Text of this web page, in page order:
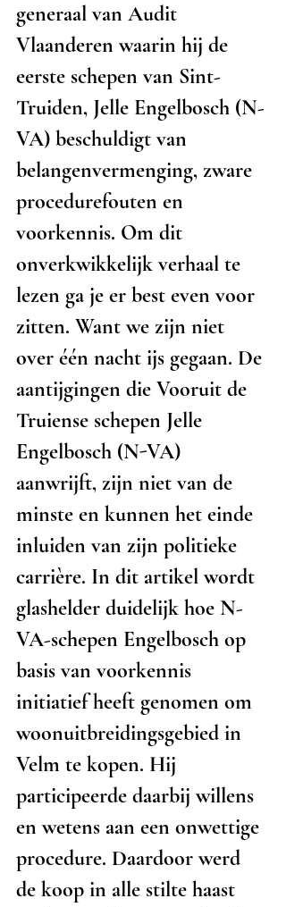
generaal van Audit
Vlaanderen waarin hij de
eerste schepen van Sint-
Truiden, Jelle Engelbosch (N-
VA) beschuldigt van
belangenvermenging, zware
procedurefouten en
voorkennis. Om dit
onverkwikkelijk verhaal te
lezen ga je er best even voor
zitten. Want we zijn niet
over één nacht ijs gegaan. De
aantijgingen die Vooruit de
Truiense schepen Jelle
Engelbosch (N-VA)
aanwrijft, zijn niet van de
minste en kunnen het einde
inluiden van zijn politieke
carrière. In dit artikel wordt
glashelder duidelijk hoe N-
VA-schepen Engelbosch op
basis van voorkennis
initiatief heeft genomen om
woonuitbreidingsgebied in
Velm te kopen. Hij
participeerde daarbij willens
en wetens aan een onwettige
procedure. Daardoor werd
de koop in alle stilte haast